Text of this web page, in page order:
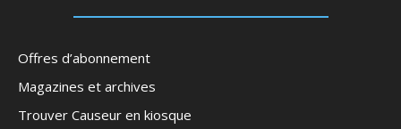
Offres d’abonnement
Magazines et archives
Trouver Causeur en kiosque